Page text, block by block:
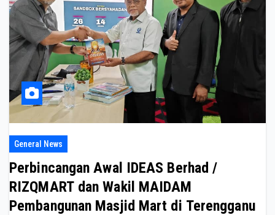
General News
Perbincangan Awal IDEAS Berhad /
RIZQMART dan Wakil MAIDAM
Pembangunan Masjid Mart di Terengganu